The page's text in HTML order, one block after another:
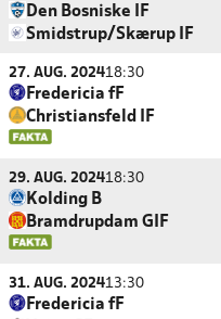
Den Bosniske IF
Smidstrup/Skærup IF
27. AUG. 202418:30
Fredericia fF
Christiansfeld IF
29. AUG. 202418:30
Kolding B
Bramdrupdam GIF
31. AUG. 202413:30
Fredericia fF